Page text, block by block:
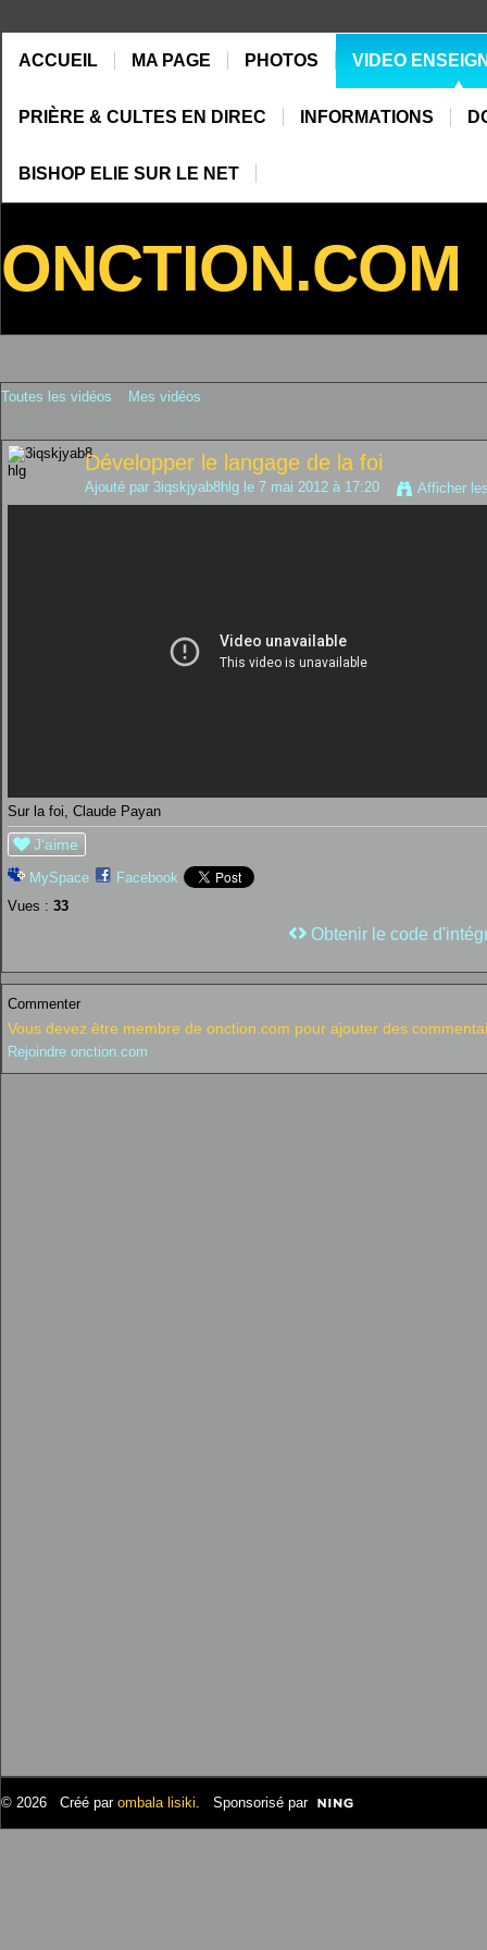
ACCUEIL MA PAGE PHOTOS VIDEO
PRIÈRE & CULTES EN DIREC INFORMATIONS
BISHOP ELIE SUR LE NET
ONCTION.COM
Toutes les vidéos Mes vidéos
Développer le langage de la foi
Ajouté par 3iqskjyab8hlg le 7 mai 2012 à 17:20 Afficher
Sur la foi, Claude Payan
J'aime
MySpace
Facebook
Vues : 33
Obtenir le code
Commenter
Vous devez être membre de onction.com pour ajouter des
Rejoindre onction.com
© 2026 Créé par ombala lisiki. Sponsorisé par